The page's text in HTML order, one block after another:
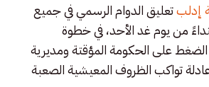
إدلبتعليق الدوام الرسمي في جميع
من يوم غد الأحد، في خطوة
على الحكومة المؤقتة ومديرية
عادلة تواكب الظروف المعيشية الصعبة